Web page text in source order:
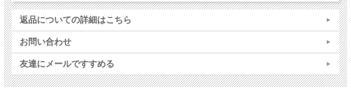
返品についての詳細はこちら
お問い合わせ
友達にメールですすめる